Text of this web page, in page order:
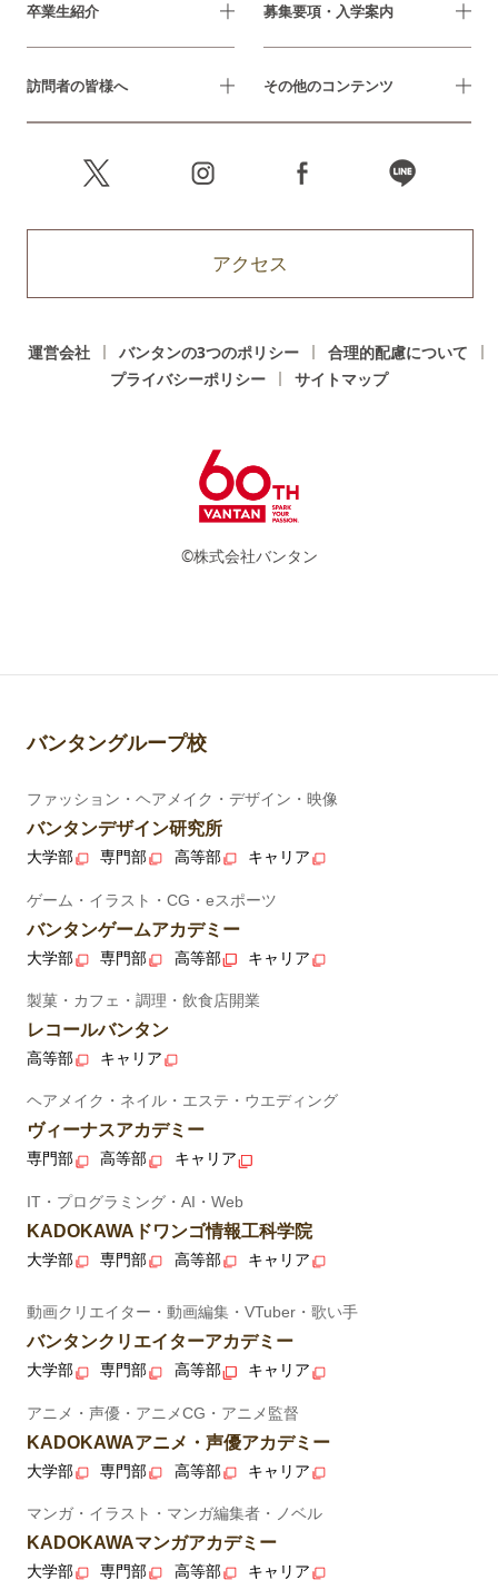
卒業生紹介 募集要項・入学案内
訪問者の皆様へ その他のコンテンツ
アクセス
運営会社 バンタンの3つのポリシー
合理的配慮について
プライバシーポリシー
サイトマップ
©株式会社バンタン
バンタングループ校
ファッション・ヘアメイク・デザイン・映像
バンタンデザイン研究所
大学部 専門部 高等部 キャリア
ゲーム・イラスト・CG・eスポーツ
バンタンゲームアカデミー
大学部 専門部 高等部 キャリア
製菓・カフェ・調理・飲食店開業
レコールバンタン
高等部 キャリア
ヘアメイク・ネイル・エステ・ウエディング
ヴィーナスアカデミー
専門部 高等部 キャリア
IT・プログラミング・AI・Web
KADOKAWAドワンゴ情報工科学院
大学部 専門部 高等部 キャリア
動画クリエイター・動画編集・VTuber・歌い手
バンタンクリエイターアカデミー
大学部 専門部 高等部 キャリア
アニメ・声優・アニメCG・アニメ監督
KADOKAWAアニメ・声優アカデミー
大学部 専門部 高等部 キャリア
マンガ・イラスト・マンガ編集者・ノベル
KADOKAWAマンガアカデミー
大学部 専門部 高等部 キャリア